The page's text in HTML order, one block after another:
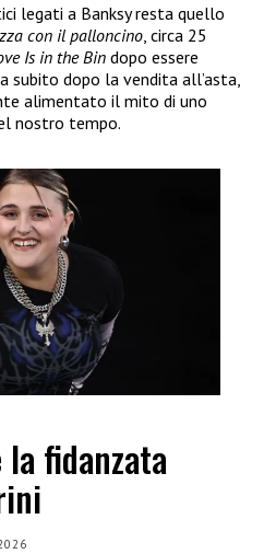
legati a Banksy resta quello
con il palloncino , circa 25
Is in the Bin dopo essere
dopo la vendita all’asta,
alimentato il mito di uno
nostro tempo.
la fidanzata